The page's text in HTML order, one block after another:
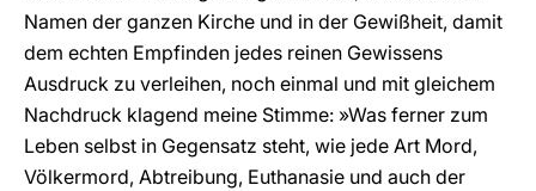
Namen der ganzen Kirche und in der Gewißheit, damit
dem echten Empfinden jedes reinen Gewissens
Ausdruck zu verleihen, noch einmal und mit gleichem
Nachdruck klagend meine Stimme: »Was ferner zum
Leben selbst in Gegensatz steht, wie jede Art Mord,
Völkermord, Abtreibung, Euthanasie und auch der